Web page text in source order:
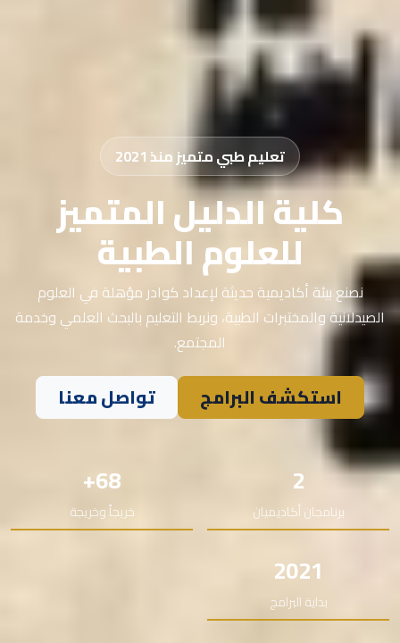
تعليم طبي متميز منذ 2021
كلية الدليل المتميز
للعلوم الطبية
نصنع بيئة أكاديمية حديثة لإعداد كوادر مؤهلة في العلوم
الصيدلانية والمختبرات الطبية، ونربط التعليم بالبحث العلمي وخدمة
المجتمع.
استكشف البرامج تواصل معنا
2
برنامجان أكاديميان
68+
خريجاً وخريجة
2021
بداية البرامج